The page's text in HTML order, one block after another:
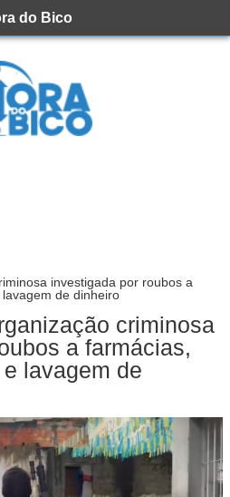
do Bico
investigada por roubos a
de dinheiro
criminosa
a farmácias,
lavagem de